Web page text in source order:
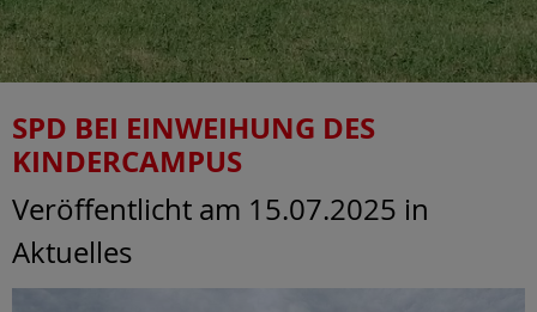
SPD BEI EINWEIHUNG DES
KINDERCAMPUS
Veröffentlicht am 15.07.2025 in
Aktuelles